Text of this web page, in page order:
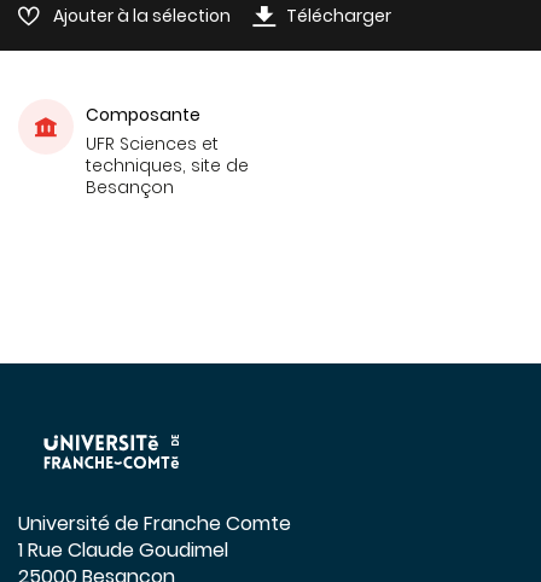
Ajouter à la sélection Télécharger
Composante
UFR Sciences et
techniques, site de
Besançon
Université de Franche Comte
1 Rue Claude Goudimel
25000 Besançon